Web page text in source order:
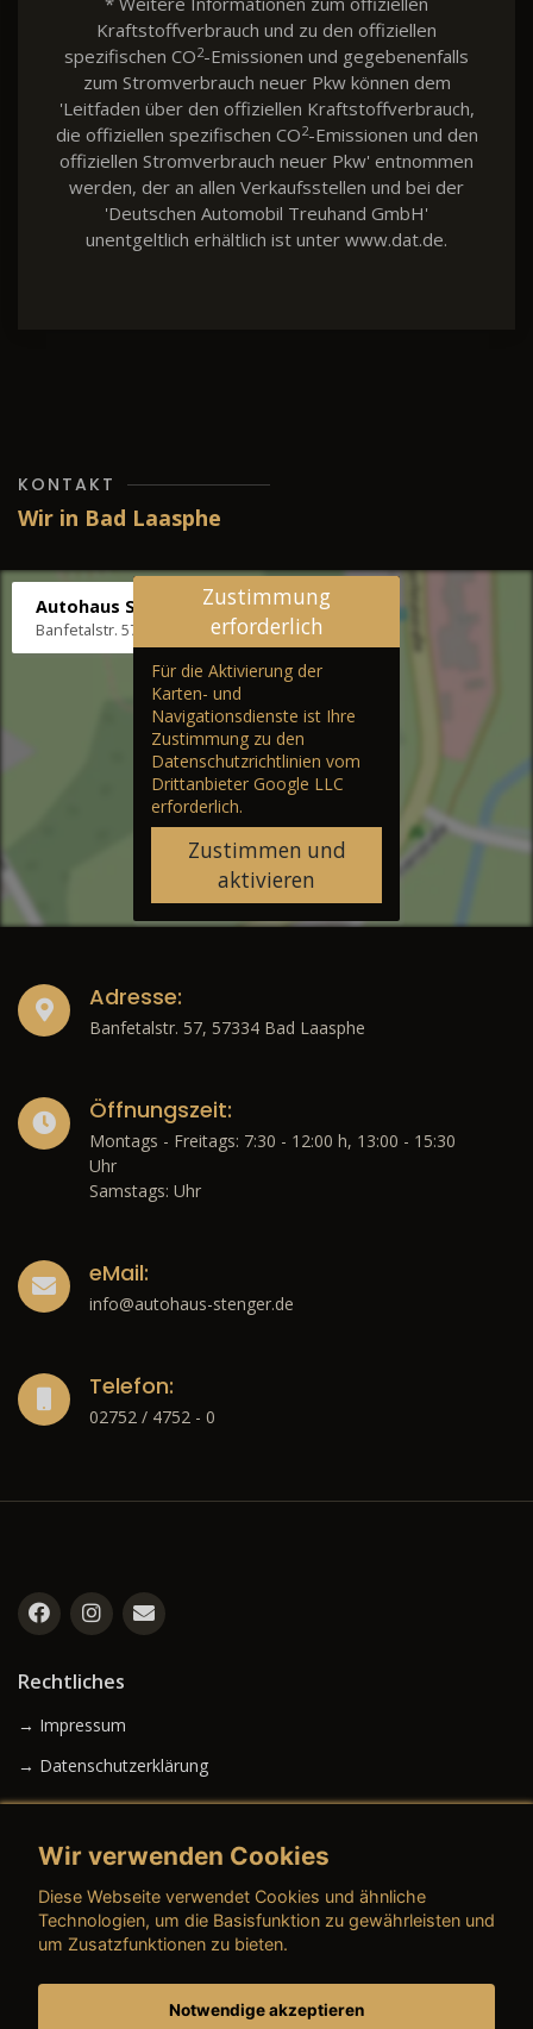
Kraftstoffverbrauch und zu den offiziellen
spezifischen CO2-Emissionen und gegebenenfalls
zum Stromverbrauch neuer Pkw können dem
'Leitfaden über den offiziellen Kraftstoffverbrauch,
die offiziellen spezifischen CO2-Emissionen und den
offiziellen Stromverbrauch neuer Pkw' entnommen
werden, der an allen Verkaufsstellen und bei der
'Deutschen Automobil Treuhand GmbH'
unentgeltlich erhältlich ist unter www.dat.de.
KONTAKT
Wir in Bad Laasphe
Autohaus Stenger
Banfetalstr. 57, 57334 Bad Laasphe
Zustimmung
erforderlich
Für die Aktivierung der
Karten- und
Navigationsdienste ist Ihre
Zustimmung zu den
Datenschutzrichtlinien vom
Drittanbieter Google LLC
erforderlich.
Zustimmen und
aktivieren
Adresse:
Banfetalstr. 57, 57334 Bad Laasphe
Öffnungszeit:
Montags - Freitags: 7:30 - 12:00 h, 13:00 - 15:30
Uhr
Samstags: Uhr
eMail:
info@autohaus-stenger.de
Telefon:
02752 / 4752 - 0
Rechtliches
→ Impressum
→ Datenschutzerklärung
→ AGB (Gebrauchtwagen)
Wir verwenden Cookies
Diese Webseite verwendet Cookies und ähnliche
Technologien, um die Basisfunktion zu gewährleisten und
um Zusatzfunktionen zu bieten.
Notwendige akzeptieren